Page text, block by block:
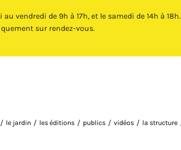
vendredi de 9h à 17h, et le samedi de 14h à 18h.
sur rendez-vous.
le jardin les éditions publics vidéos la structure